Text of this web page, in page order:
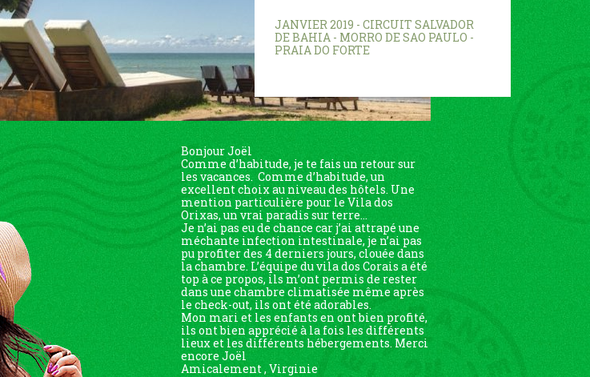
JANVIER 2019 - CIRCUIT SALVADOR
DE BAHIA - MORRO DE SAO PAULO -
PRAIA DO FORTE
Bonjour Joël
Comme d’habitude, je te fais un retour sur
les vacances. Comme d’habitude, un
excellent choix au niveau des hôtels. Une
mention particulière pour le Vila dos
Orixas, un vrai paradis sur terre…
Je n’ai pas eu de chance car j’ai attrapé une
méchante infection intestinale, je n’ai pas
pu profiter des 4 derniers jours, clouée dans
la chambre. L’équipe du vila dos Corais a été
top à ce propos, ils m’ont permis de rester
dans une chambre climatisée même après
le check-out, ils ont été adorables.
Mon mari et les enfants en ont bien profité,
ils ont bien apprécié à la fois les différents
lieux et les différents hébergements. Merci
encore Joël
Amicalement , Virginie